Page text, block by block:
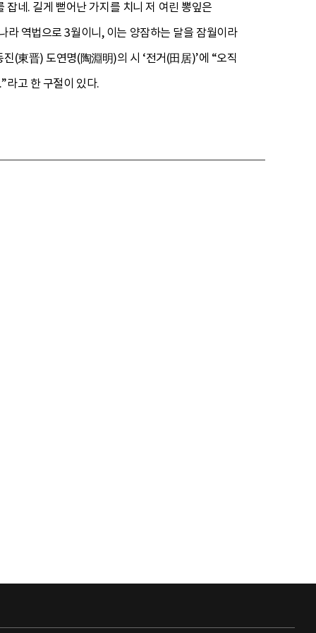
네. 길게 뻗어난 가지를 치니 저 여린 뽕잎은
역법으로 3월이니, 이는 양잠하는 달을 잠월이라
(東晋) 도연명(陶淵明)의 시 ‘전거(田居)’에 “오직
라고 한 구절이 있다.